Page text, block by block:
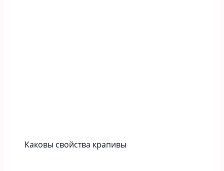
Каковы свойства крапивы